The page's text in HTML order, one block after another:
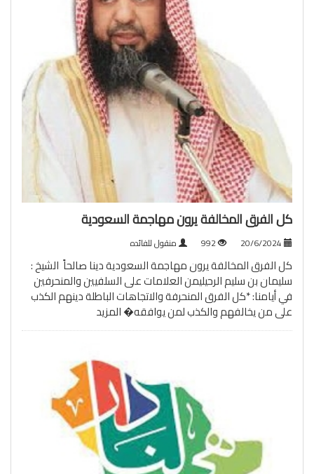
كل الفرق المخالفة يرون مهاجمة السعودية
992 منقول للفائده
كل الفرق المخالفة يرون مهاجمة السعودية دينا صالحاً ‏ الشيخ :
سليمان بن سليم الرحيليمن العلامات على السلفيين والمنحرفين
في أيامنا: ‏*كل الفرق المنحرفة والاتجاهات الباطلة دينهم الكذب
على من يخالفهم والكذب لمن يوافقه�المزيد